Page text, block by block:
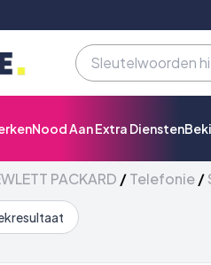
Nood Aan Extra Diensten
PACKARD /Telefonie/